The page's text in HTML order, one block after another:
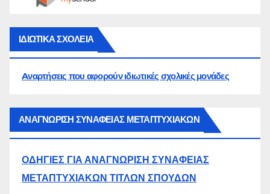
ΙΔΙΩΤΙΚΑ ΣΧΟΛΕΙΑ
Aναρτήσεις που αφορούν ιδιωτικές σχολικές μονάδες
ΑΝΑΓΝΩΡΙΣΗ ΣΥΝΑΦΕΙΑΣ ΜΕΤΑΠΤΥΧΙΑΚΩΝ
ΟΔΗΓΙΕΣ ΓΙΑ ΑΝΑΓΝΩΡΙΣΗ ΣΥΝΑΦΕΙΑΣ
ΜΕΤΑΠΤΥΧΙΑΚΩΝ ΤΙΤΛΩΝ ΣΠΟΥΔΩΝ